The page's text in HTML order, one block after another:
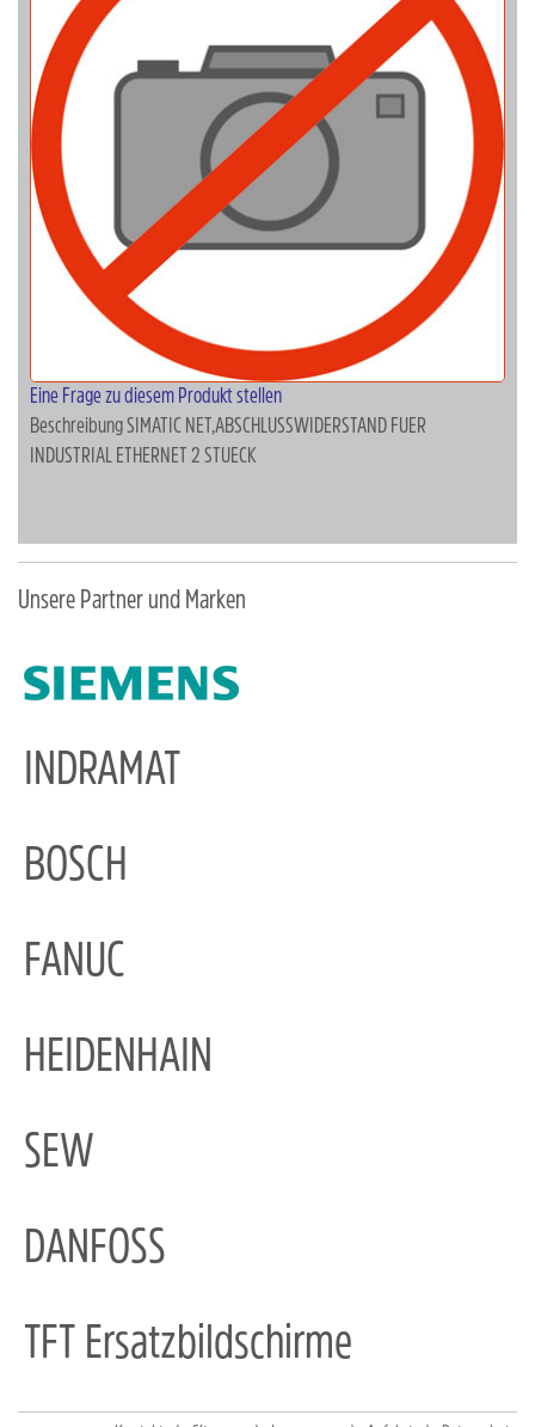
Eine Frage zu diesem Produkt stellen
BeschreibungSIMATIC NET,ABSCHLUSSWIDERSTAND FUER
INDUSTRIAL ETHERNET 2 STUECK
Unsere Partner und Marken
INDRAMAT
BOSCH
FANUC
HEIDENHAIN
SEW
DANFOSS
TFT Ersatzbildschirme